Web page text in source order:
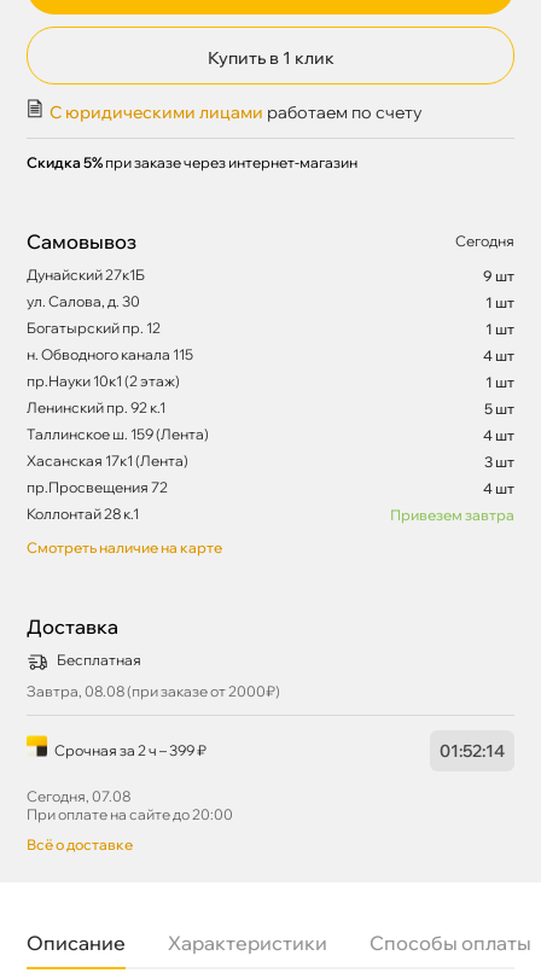
Купить в 1 клик
С юридическими лицами работаем по счету
Скидка 5% при заказе через интернет-магазин
Самовывоз
Сегодня
Дунайский 27к1Б
9 шт
ул. Салова, д. 30
1 шт
Богатырский пр. 12
1 шт
н. Обводного канала 115
4 шт
пр.Науки 10к1 (2 этаж)
1 шт
Ленинский пр. 92 к.1
5 шт
Таллинское ш. 159 (Лента)
4 шт
Хасанская 17к1 (Лента)
3 шт
пр.Просвещения 72
4 шт
Коллонтай 28 к.1
Привезем завтра
Смотреть наличие на карте
Доставка
Бесплатная
Завтра, 08.08 (при заказе от 2000₽)
Срочная за 2 ч – 399 ₽ 01:52:13
Сегодня, 07.08
При оплате на сайте до 20:00
сё о доставке
Описание Характеристики Способы оплаты